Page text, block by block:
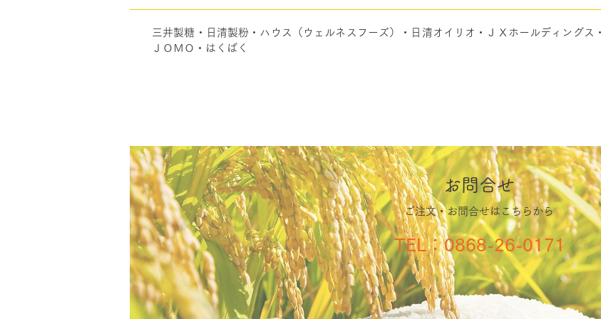
三井製糖・日清製粉・ハウス（ウェルネスフーズ）・日清オイリオ・ＪＸホールディングス
ＪＯＭＯ・はくばく
お問合せ
ご注文・お問合せはこちらから
TEL：0868-26-0171